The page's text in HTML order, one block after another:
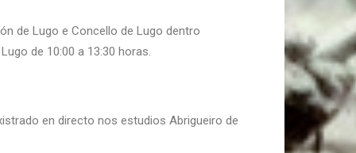
de Lugo e Concello de Lugo dentro
de 10:00 a 13:30 horas.
en directo nos estudios Abrigueiro de